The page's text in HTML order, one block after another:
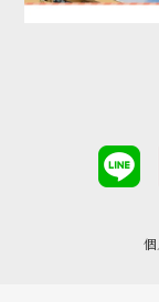
2019年08月
2019年04月
2019年03月